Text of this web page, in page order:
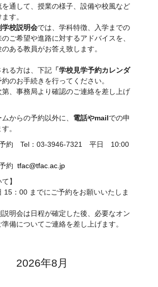
通して、授業の様子、設備や校風など
す。
学校説明会では、学科特徴、入学までの
ご希望や進路に対するアドバイスを、
ある教員がお答え致します。
れる方は、下記 「学校見学予約カレンダ
のお手続きを行ってください。
第、事務局より確認のご連絡を差し上げ
からの予約以外に、 電話やmailでの申
。
予約 Tel：03-3946-7321 平日 10:00
予約tfac@tfac.ac.jp
】
15：00 までにご予約をお願いいたしま
明会は日程が確定した後、必要なオン
備についてご連絡を差し上げます。‎
2026年8月